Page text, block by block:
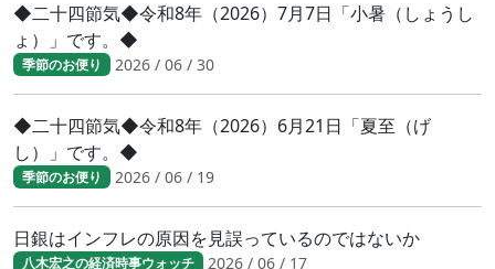
◆二十四節気◆令和8年（2026）7月7日「小暑（しょうし
ょ）」です。◆
季節のお便り 2026 / 06 / 30
◆二十四節気◆令和8年（2026）6月21日「夏至（げ
し）」です。◆
季節のお便り 2026 / 06 / 19
日銀はインフレの原因を見誤っているのではないか
八木宏之の経済時事ウォッチ 2026 / 06 / 17